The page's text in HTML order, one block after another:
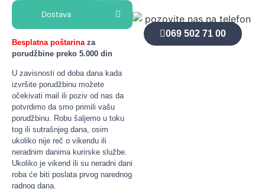
Namena
Podrška imunološkom sistemu
Poboljšanje opšteg zdravlja
Održavanje normalne funkcije organizma
Prevencija nedostatka vitamina i minerala
Unapređenje energije i vitalnosti
Način upotrebe
Preporučuje se uzimanje jedne do dve bombone dnevno, u
zavisnosti od potreba organizma i preporuka stručnjaka.
Bombone se mogu konzumirati u bilo koje doba dana, a
najbolje je uzimati ih nakon obroka kako bi se poboljšala
Dostava
Besplatna poštarina za
porudžbine preko 5.000 din
U zavisnosti od doba dana kada
izvršite porudžbinu možete
očekivati mail ili poziv od nas da
potvrdimo da smo primili vašu
porudžbinu. Robu šaljemo u toku
tog ili sutrašnjeg dana, osim
ukoliko nije reč o vikendu ili
neradnim danima kurirske službe.
Ukoliko je vikend ili su neradni dani
roba će biti poslata prvog narednog
radnog dana.
069 502 71 00